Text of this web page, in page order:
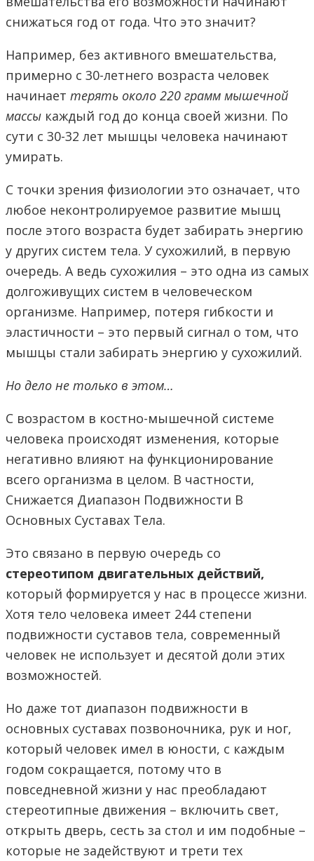
снижаться год от года. Что это значит?
Например, без активного вмешательства,
примерно с 30-летнего возраста человек
начинает терять около 220 грамм мышечной
массы каждый год до конца своей жизни. По
сути с 30-32 лет мышцы человека начинают
умирать.
С точки зрения физиологии это означает, что
любое неконтролируемое развитие мышц
после этого возраста будет забирать энергию
у других систем тела. У сухожилий, в первую
очередь. А ведь сухожилия – это одна из самых
долгоживущих систем в человеческом
организме. Например, потеря гибкости и
эластичности – это первый сигнал о том, что
мышцы стали забирать энергию у сухожилий.
Но дело не только в этом…
С возрастом в костно-мышечной системе
человека происходят изменения, которые
негативно влияют на функционирование
всего организма в целом. В частности,
Снижается Диапазон Подвижности В
Основных Суставах Тела.
Это связано в первую очередь со
стереотипом двигательных действий,
который формируется у нас в процессе жизни.
Хотя тело человека имеет 244 степени
подвижности суставов тела, современный
человек не использует и десятой доли этих
возможностей.
Но даже тот диапазон подвижности в
основных суставах позвоночника, рук и ног,
который человек имел в юности, с каждым
годом сокращается, потому что в
повседневной жизни у нас преобладают
стереотипные движения – включить свет,
открыть дверь, сесть за стол и им подобные –
которые не задействуют и трети тех